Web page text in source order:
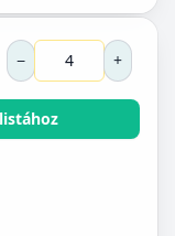
− +